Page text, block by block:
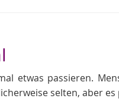
etwas passieren.
selten, aber